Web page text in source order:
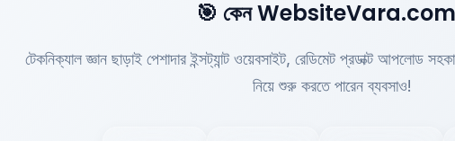
🎯 কেন
টেকনিক্যাল জ্ঞান ছাড়াই পেশাদার ইন্সট্যান্ট ওয়েবসাইট, রেডিমেট প্রডাক্ট আপলোড
নিয়ে শুরু করতে পারেন ব্যবসাও!